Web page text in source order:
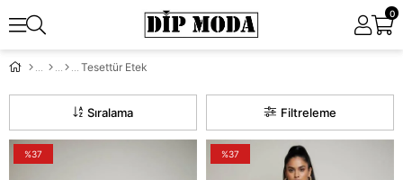
0
Tesettür Etek
Filtreleme
Sıralama
%37 %37